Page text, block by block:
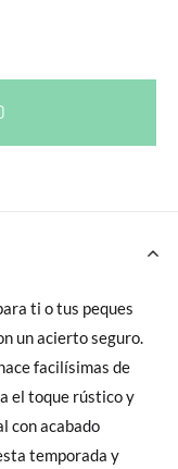
ti o tus peques
un acierto seguro.
facilísimas de
el toque rústico y
con acabado
temporada y